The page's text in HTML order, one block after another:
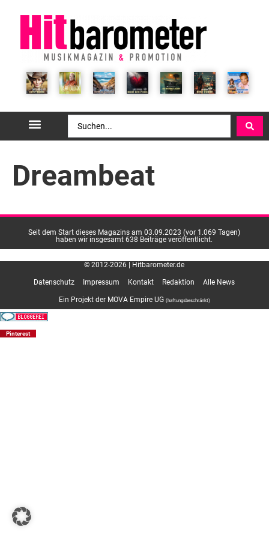
Dreambeat
Seit dem Start dieses Magazins am 03.09.2023 (vor 1.069 Tagen)
haben wir insgesamt 638 Beiträge veröffentlicht.
© 2012-2026 | Hitbarometer.de
Ein Projekt der MOVA Empire UG (haftungsbeschränkt)
Datenschutz Impressum Kontakt Redaktion Alle News
Pinterest